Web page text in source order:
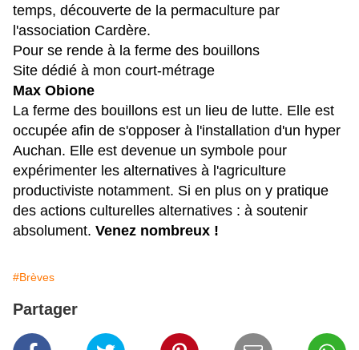
temps, découverte de la permaculture par
l'association Cardère.
Pour se rende à la ferme des bouillons
Site dédié à mon court-métrage
Max Obione
La ferme des bouillons est un lieu de lutte. Elle est
occupée afin de s'opposer à l'installation d'un hyper
Auchan. Elle est devenue un symbole pour
expérimenter les alternatives à l'agriculture
productiviste notamment. Si en plus on y pratique
des actions culturelles alternatives : à soutenir
absolument. Venez nombreux !
#Brèves
Partager